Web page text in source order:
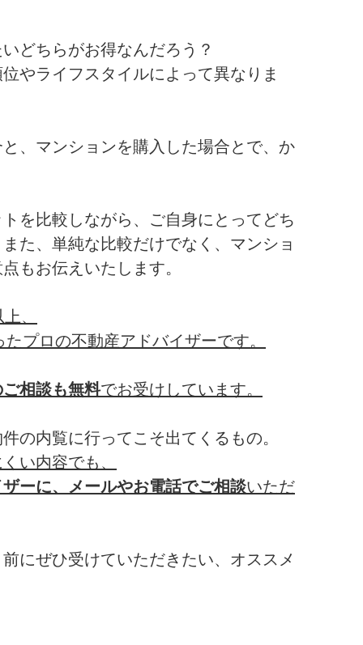
どちらがお得なんだろう？
やライフスタイルによって異なりま
、マンションを購入した場合とで、か
を比較しながら、ご自身にとってどち
た、単純な比較だけでなく、マンショ
もお伝えいたします。
、
プロの不動産アドバイザーです。
相談も無料でお受けしています。
の内覧に行ってこそ出てくるもの。
い内容でも、
ーに、メールやお電話でご相談いただ
にぜひ受けていただきたい、オススメ